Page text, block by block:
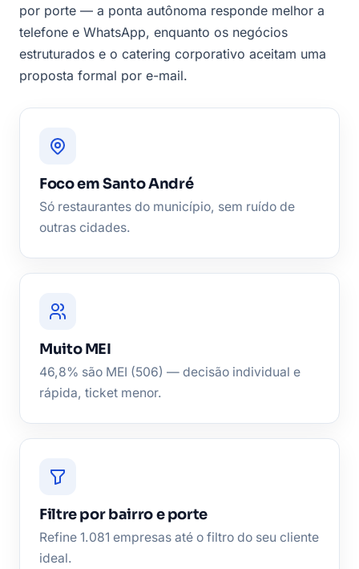
por porte — a ponta autônoma responde melhor a
telefone e WhatsApp, enquanto os negócios
estruturados e o catering corporativo aceitam uma
proposta formal por e-mail.
Foco em Santo André
Só restaurantes do município, sem ruído de
outras cidades.
Muito MEI
46,8% são MEI (506) — decisão individual e
rápida, ticket menor.
Filtre por bairro e porte
Refine 1.081 empresas até o filtro do seu cliente
ideal.